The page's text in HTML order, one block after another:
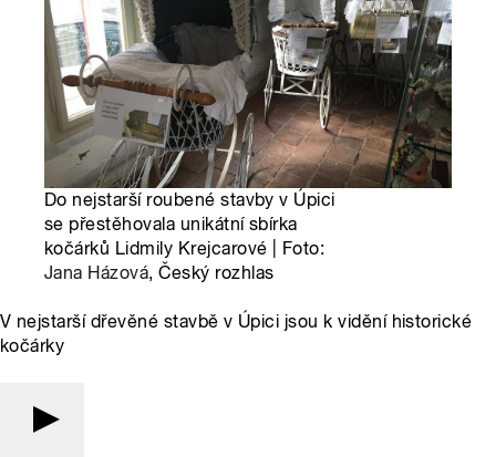
Do nejstarší roubené stavby v Úpici
se přestěhovala unikátní sbírka
kočárků Lidmily Krejcarové | Foto:
Jana Házová, Český rozhlas
V nejstarší dřevěné stavbě v Úpici jsou k vidění historické
kočárky